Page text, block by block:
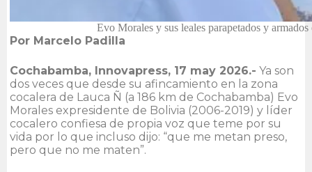
Evo Morales y sus leales parapetados y
Por Marcelo Padilla
Cochabamba, Innovapress, 17 may 2026.- Ya son
dos veces que desde su afincamiento en la zona
cocalera de Lauca Ñ (a 186 km de Cochabamba) Evo
Morales expresidente de Bolivia (2006-2019) y líder
cocalero confiesa de propia voz que teme por su
vida por lo que incluso dijo: “que me metan preso,
pero que no me maten”.